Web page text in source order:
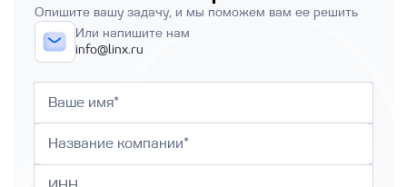
Опишите вашу задачу, и мы поможем вам ее решить
Или напишите нам
info@linx.ru